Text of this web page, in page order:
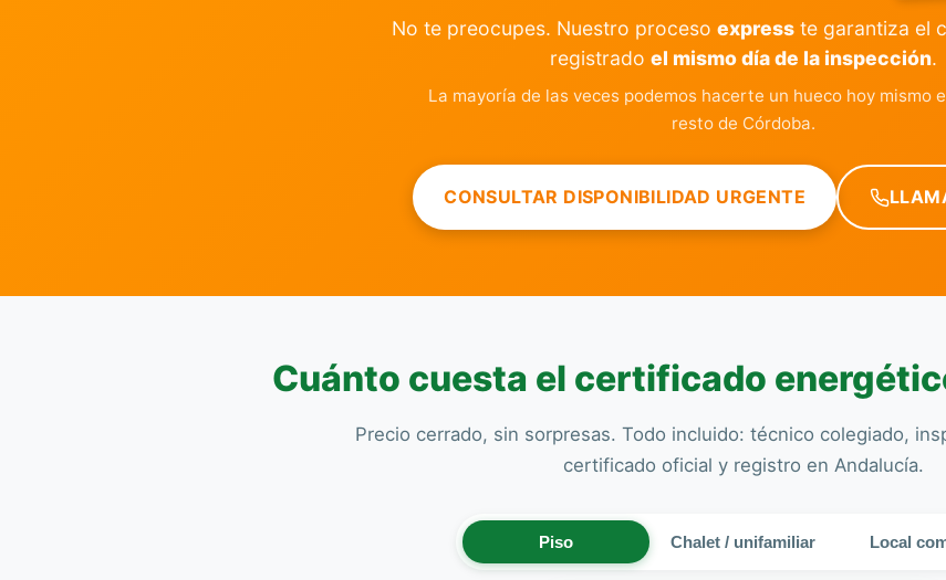
No te preocupes. Nuestro proceso express te garantiza el
registrado el mismo día de la inspección.
La mayoría de las veces podemos hacerte un hueco hoy mismo
resto de Córdoba.
CONSULTAR DISPONIBILIDAD URGENTE
Cuánto cuesta el certificado
Precio cerrado, sin sorpresas. Todo incluido: técnico colegiado,
certificado oficial y registro en Andalucía.
Piso Chalet / unifamiliar Local